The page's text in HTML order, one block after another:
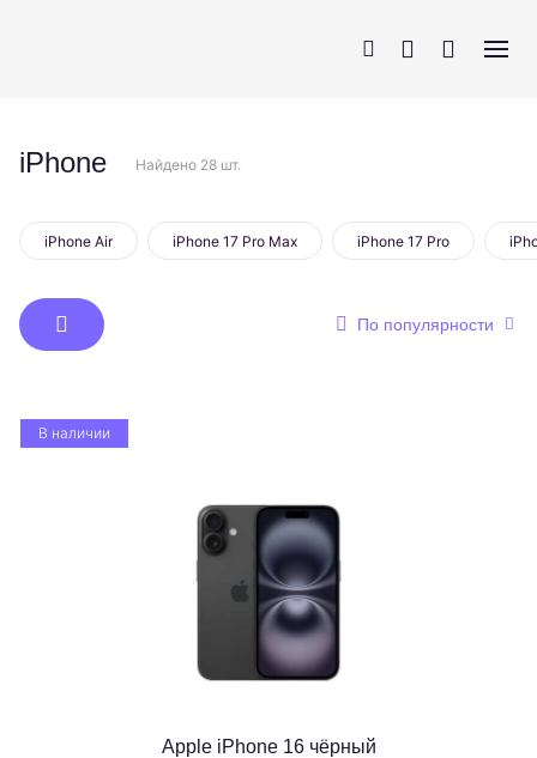
iPhone AirPods MacBook Apple Watch
iPhone Найдено 28 шт.
iPhone Air iPhone 17 Pro Max iPhone 17 Pro
По популярности
В наличии
Apple iPhone 16 чёрный